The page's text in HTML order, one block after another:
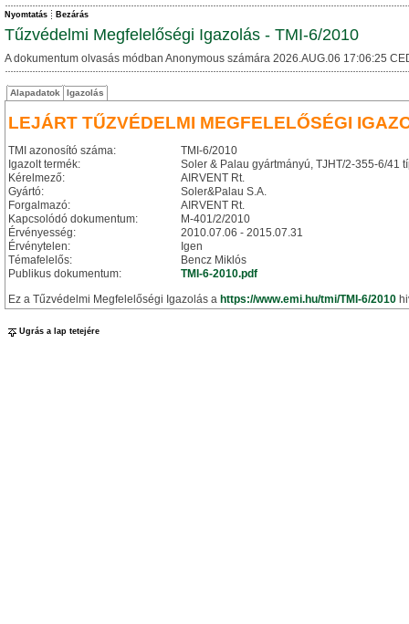
Nyomtatás Bezárás
Tűzvédelmi Megfelelőségi Igazolás - TMI-6/2010
A dokumentum olvasás módban Anonymous számára 2026.AUG.06 17:06:25
Alapadatok Igazolás
LEJÁRT TŰZVÉDELMI MEGFELELŐSÉGI
TMI azonosító száma:
TMI-6/2010
Igazolt termék:
Soler & Palau gyártmányú, TJHT/2-355-6/41
Kérelmező:
AIRVENT Rt.
Gyártó:
Soler&Palau S.A.
Forgalmazó:
AIRVENT Rt.
Kapcsolódó dokumentum:
M-401/2/2010
Érvényesség:
2010.07.06 - 2015.07.31
Érvénytelen:
Igen
Témafelelős:
Bencz Miklós
Publikus dokumentum:
TMI-6-2010.pdf
Ez a Tűzvédelmi Megfelelőségi Igazolás a https://www.emi.hu/tmi/TMI-6/2010
Ugrás a lap tetejére